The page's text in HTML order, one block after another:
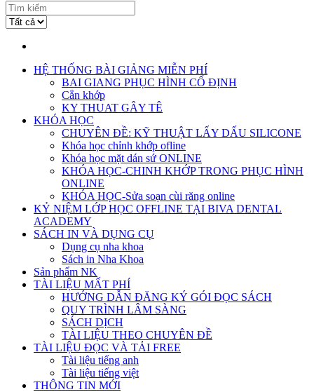
HỆ THỐNG BÀI GIẢNG MIỄN PHÍ
BAI GIANG PHỤC HÌNH CỐ ĐỊNH
Cắn khớp
KY THUAT GÂY TÊ
KHÓA HỌC
CHUYÊN ĐỀ: KỸ THUẬT LẤY DẤU SILICONE
Khóa học chỉnh khớp ofline
Khóa học mặt dán sứ ONLINE
KHÓA HỌC-CHINH KHỚP TRONG PHỤC HÌNH
ONLINE
KHÓA HỌC-Sửa soạn cùi răng online
KỶ NIỆM LỚP HỌC OFFLINE TẠI BIVA DENTAL
ACADEMY
SÁCH IN VÀ DỤNG CỤ
Dụng cụ nha khoa
Sách in Nha Khoa
Sản phẩm NK
TÀI LIỆU MẤT PHÍ
HƯỚNG DẪN ĐĂNG KÝ GÓI ĐỌC SÁCH
QUY TRÌNH LÂM SÀNG
SÁCH DỊCH
TÀI LIỆU THEO CHUYÊN ĐỀ
TÀI LIỆU ĐỌC VÀ TẢI FREE
Tài liệu tiếng anh
Tài liệu tiếng việt
THÔNG TIN MỚI